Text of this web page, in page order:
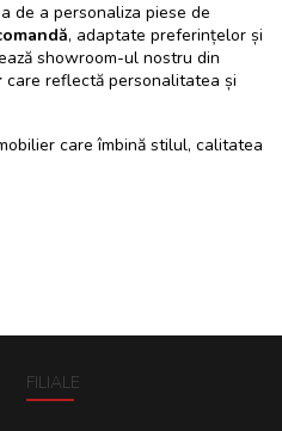
de a personaliza piese de
, adaptate preferințelor și
showroom-ul nostru din
care reflectă personalitatea și
care îmbină stilul, calitatea
FILIALE